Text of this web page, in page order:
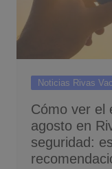
Noticias Rivas
Cómo ver el
agosto en
seguridad: